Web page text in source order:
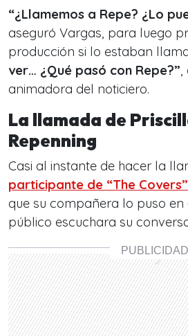
“¿Llamemos a Repe? ¿Lo
aseguró Vargas, para luego
producción si lo estaban
ver… ¿Qué pasó con Repe?”,
animadora del noticiero.
La llamada de
Repenning
Casi al instante de hacer la
participante de “The Covers”
que su compañera lo puso
público escuchara su